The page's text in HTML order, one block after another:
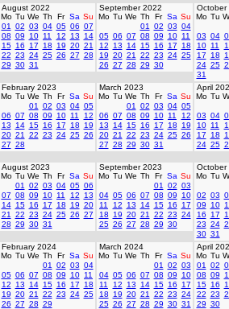
August 2022
Mo Tu We Th Fr Sa Su
01
02 03 04 05 06 07
08 09 10 11 12 13
14
15 16 17 18 19 20 21
22 23 24 25 26 27 28
29 30 31
September 2022
Mo Tu We Th Fr Sa Su
01
02 03 04
05 06 07 08 09 10 11
12
13 14 15 16 17
18
19 20 21 22 23 24 25
26 27 28 29 30
October
Mo Tu
03 04
10 11
17
18
24 25
31
February 2023
Mo Tu We Th Fr Sa Su
01
02 03 04 05
06 07 08 09 10 11
12
13
14 15 16 17 18
19
20 21 22 23 24 25 26
27 28
March 2023
Mo Tu We Th Fr Sa Su
01
02 03 04 05
06 07 08 09 10 11
12
13
14 15 16 17 18
19
20 21 22 23 24 25 26
27 28 29 30 31
April
Mo Tu
03 04
10 11
17
18
24 25
August 2023
Mo Tu We Th Fr Sa Su
01
02 03 04 05 06
07 08 09 10 11 12
13
14 15 16 17 18 19 20
21
22 23 24 25 26 27
28 29 30 31
September 2023
Mo Tu We Th Fr Sa Su
01
02 03
04 05 06 07 08 09
10
11
12 13 14 15 16
17
18
19 20 21 22 23 24
25 26 27 28 29 30
October
Mo Tu
02 03
09
10
16
17
23 24
30 31
February 2024
Mo Tu We Th Fr Sa Su
01
02 03 04
05 06 07 08 09 10 11
12
13 14 15 16 17
18
19 20 21 22 23 24 25
26 27 28 29
March 2024
Mo Tu We Th Fr Sa Su
01
02 03
04 05 06 07 08 09
10
11
12 13 14 15 16
17
18
19 20 21 22 23 24
25 26 27 28 29 30 31
April
Mo Tu
01
02
08 09
15 16
22 23
29 30